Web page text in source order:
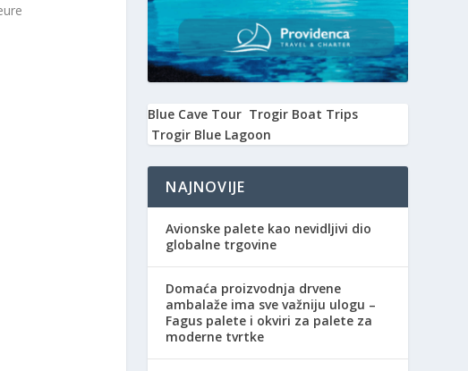
Blue Cave Tour Trogir Boat Trips
Trogir Blue Lagoon
NAJNOVIJE
Avionske palete kao nevidljivi dio
globalne trgovine
Domaća proizvodnja drvene
ambalaže ima sve važniju ulogu –
Fagus palete i okviri za palete za
moderne tvrtke